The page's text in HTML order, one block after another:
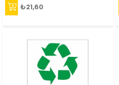
₺21,60